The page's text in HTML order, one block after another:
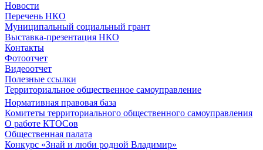
Новости
Перечень НКО
Муниципальный социальный грант
Выставка-презентация НКО
Контакты
Фотоотчет
Видеоотчет
Полезные ссылки
Территориальное общественное самоуправление
Нормативная правовая база
Комитеты территориального общественного самоуправления
О работе КТОСов
Общественная палата
Конкурс «Знай и люби родной Владимир»